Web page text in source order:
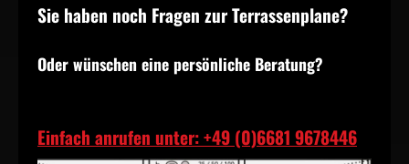
Sie haben noch Fragen zur Terrassenplane?
Oder wünschen eine persönliche Beratung?
Einfach anrufen unter: +49 (0)6681 9678446